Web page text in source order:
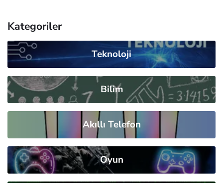
Kategoriler
Teknoloji
Bilim
Akıllı Telefon
Oyun